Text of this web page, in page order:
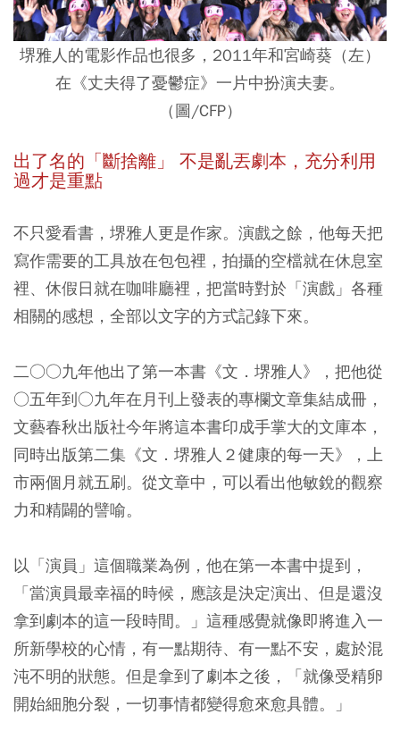
堺雅人的電影作品也很多，2011年和宮崎葵（左）
在《丈夫得了憂鬱症》一片中扮演夫妻。
（圖/CFP）
出了名的「斷捨離」 不是亂丟劇本，充分利用
過才是重點
不只愛看書，堺雅人更是作家。演戲之餘，他每天把
寫作需要的工具放在包包裡，拍攝的空檔就在休息室
裡、休假日就在咖啡廳裡，把當時對於「演戲」各種
相關的感想，全部以文字的方式記錄下來。
二○○九年他出了第一本書《文．堺雅人》，把他從
○五年到○九年在月刊上發表的專欄文章集結成冊，
文藝春秋出版社今年將這本書印成手掌大的文庫本，
同時出版第二集《文．堺雅人２健康的每一天》，上
市兩個月就五刷。從文章中，可以看出他敏銳的觀察
力和精闢的譬喻。
以「演員」這個職業為例，他在第一本書中提到，
「當演員最幸福的時候，應該是決定演出、但是還沒
拿到劇本的這一段時間。」這種感覺就像即將進入一
所新學校的心情，有一點期待、有一點不安，處於混
沌不明的狀態。但是拿到了劇本之後，「就像受精卵
開始細胞分裂，一切事情都變得愈來愈具體。」